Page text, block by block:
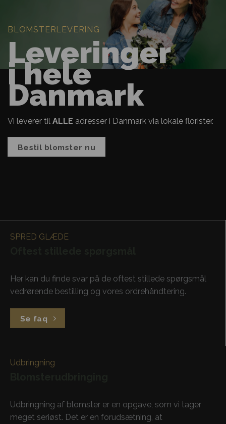
BLOMSTERLEVERING
Leveringer
i hele
Danmark
Vi leverer til ALLE adresser i Danmark via lokale florister.
Bestil blomster nu
SPRED GLÆDE
Her kan du finde svar på de oftest stillede spørgsmål
vedrørende bestilling og vores ordrehåndtering.
Se faq
Udbringning
Udbringning af blomster er en opgave, som vi tager
meget seriøst. Det er en forudsætning, at